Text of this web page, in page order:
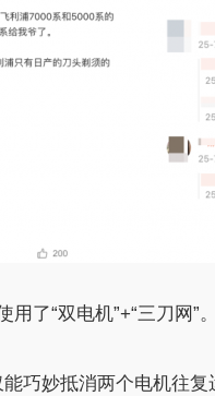
了“双电机”+“三刀网”
巧妙抵消两个电机往